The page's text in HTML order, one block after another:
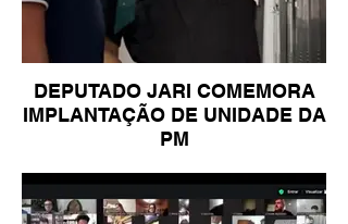
DEPUTADO JARI COMEMORA
IMPLANTAÇÃO DE UNIDADE DA
PM